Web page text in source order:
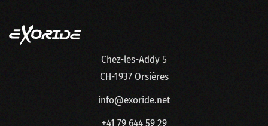
Chez-les-Addy 5
CH-1937 Orsières
info@exoride.net